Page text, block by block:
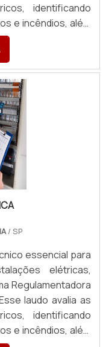
identificando
e incêndios, além
Ele inclui inspeção
da conformidade
a integridade
Entre os principais
se a redução de
legal, aumento da
e prevenção de
documento facilita
de não
Empresas
e emitem o laudo
do sistema
e proporcionando
e eficiente.
/ SP
essencial para
elétricas,
Regulamentadora
laudo avalia as
identificando
e incêndios, além